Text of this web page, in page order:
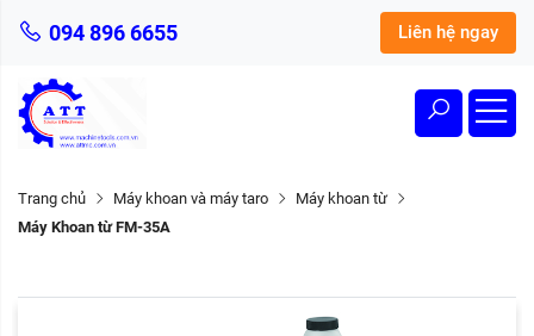
094 896 6655 Liên hệ ngay
Trang chủ Máy khoan và máy taro
Máy khoan từ
Máy Khoan từ FM-35A